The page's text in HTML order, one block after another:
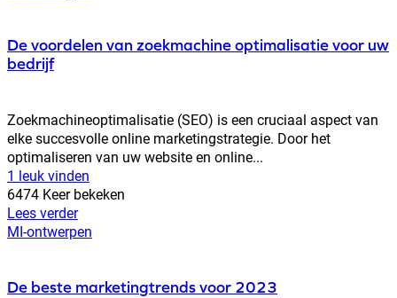
De voordelen van zoekmachine optimalisatie voor uw
bedrijf
Zoekmachineoptimalisatie (SEO) is een cruciaal aspect van
elke succesvolle online marketingstrategie. Door het
optimaliseren van uw website en online...
1 leuk vinden
6474 Keer bekeken
Lees verder
MI-ontwerpen
De beste marketingtrends voor 2023